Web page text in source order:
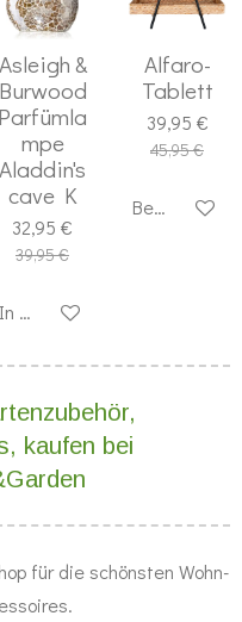
Asleigh &
Burwood
Parfümla
mpe
Aladdin's
cave K
32,95 €
39,95 €
In den Warenkorb
Alfaro-
Tablett
39,95 €
45,95 €
Bei
kaufen bei
für die schönsten Wohn-